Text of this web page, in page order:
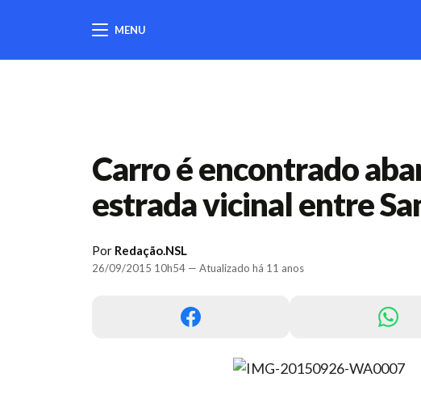
MENU
Carro é encontrado
estrada vicinal entre
Por Redação.NSL
26/09/2015 10h54 — Atualizado há 11 anos